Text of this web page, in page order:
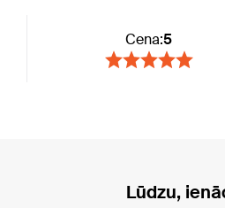
Cena:5
Lūdzu,